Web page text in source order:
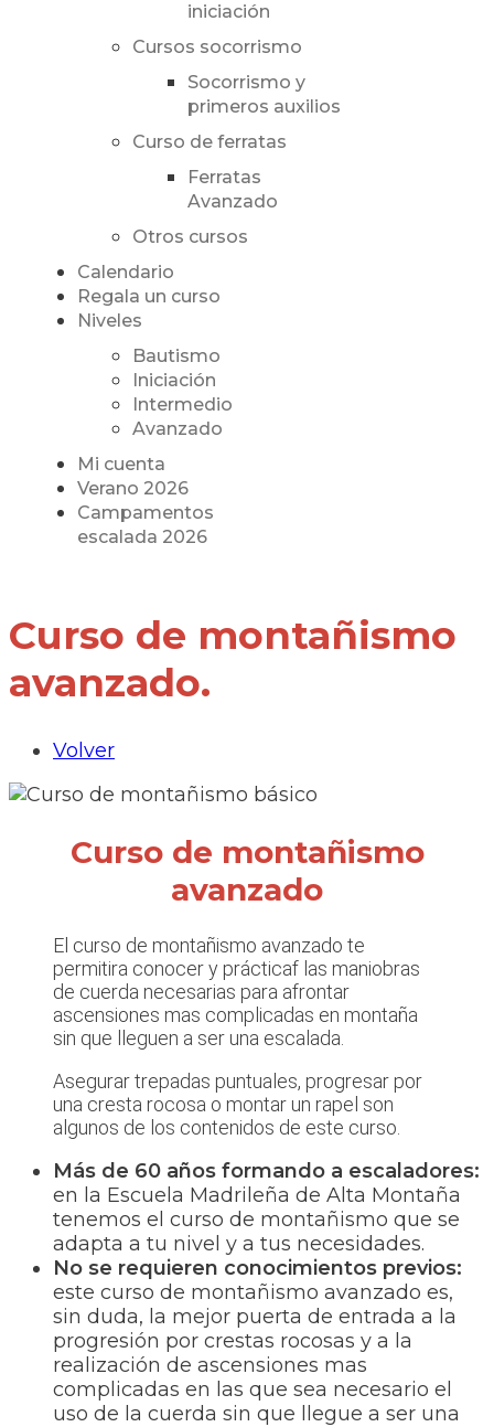
iniciación
Cursos socorrismo
Socorrismo y
primeros auxilios
Curso de ferratas
Ferratas
Avanzado
Otros cursos
Calendario
Regala un curso
Niveles
Bautismo
Iniciación
Intermedio
Avanzado
Mi cuenta
Verano 2026
Campamentos
escalada 2026
Curso de montañismo
avanzado.
Volver
Curso de montañismo
avanzado
El curso de montañismo avanzado te
permitira conocer y prácticaf las maniobras
de cuerda necesarias para afrontar
ascensiones mas complicadas en montaña
sin que lleguen a ser una escalada.
Asegurar trepadas puntuales, progresar por
una cresta rocosa o montar un rapel son
algunos de los contenidos de este curso.
Más de 60 años formando a escaladores:
en la Escuela Madrileña de Alta Montaña
tenemos el curso de montañismo que se
adapta a tu nivel y a tus necesidades.
No se requieren conocimientos previos:
este curso de montañismo avanzado es,
sin duda, la mejor puerta de entrada a la
progresión por crestas rocosas y a la
realización de ascensiones mas
complicadas en las que sea necesario el
uso de la cuerda sin que llegue a ser una